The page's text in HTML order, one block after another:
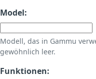
Model:
Modell, das in Gammu
gewöhnlich leer.
Funktionen: